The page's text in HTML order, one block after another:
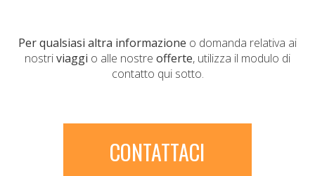
Per qualsiasi altra informazione o domanda relativa ai
nostriviaggi o alle nostre offerte, utilizza il modulo di
contatto qui sotto.
CONTATTACI